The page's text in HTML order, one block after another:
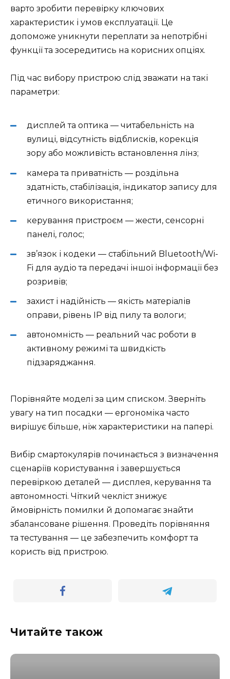
варто зробити перевірку ключових
характеристик і умов експлуатації. Це
допоможе уникнути переплати за непотрібні
функції та зосередитись на корисних опціях.
Під час вибору пристрою слід зважати на такі
параметри:
дисплей та оптика — читабельність на
вулиці, відсутність відблисків, корекція
зору або можливість встановлення лінз;
камера та приватність — роздільна
здатність, стабілізація, індикатор запису для
етичного використання;
керування пристроєм — жести, сенсорні
панелі, голос;
зв’язок і кодеки — стабільний Bluetooth/Wi-
Fi для аудіо та передачі іншої інформації без
розривів;
захист і надійність — якість матеріалів
оправи, рівень IP від пилу та вологи;
автономність — реальний час роботи в
активному режимі та швидкість
підзаряджання.
Порівняйте моделі за цим списком. Зверніть
увагу на тип посадки — ергономіка часто
вирішує більше, ніж характеристики на папері.
Вибір смартокулярів починається з визначення
сценаріїв користування і завершується
перевіркою деталей — дисплея, керування та
автономності. Чіткий чекліст знижує
ймовірність помилки й допомагає знайти
збалансоване рішення. Проведіть порівняння
та тестування — це забезпечить комфорт та
користь від пристрою.
Читайте також